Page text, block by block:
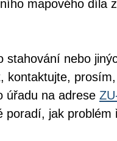
mapového díla
stahování nebo
kontaktujte,
úřadu na adrese
poradí, jak problém